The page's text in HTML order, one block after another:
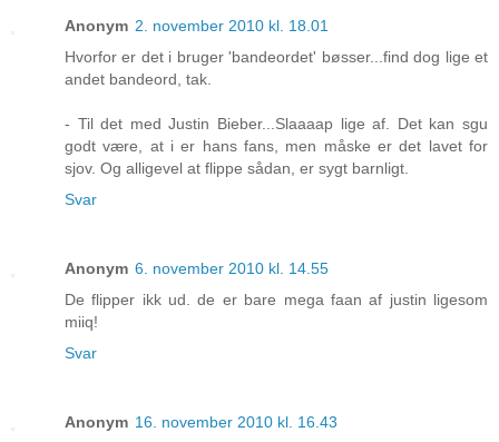
Anonym 2. november 2010 kl. 18.01
Hvorfor er det i bruger 'bandeordet' bøsser...find dog lige et
andet bandeord, tak.
- Til det med Justin Bieber...Slaaaap lige af. Det kan sgu
godt være, at i er hans fans, men måske er det lavet for
sjov. Og alligevel at flippe sådan, er sygt barnligt.
Svar
Anonym 6. november 2010 kl. 14.55
De flipper ikk ud. de er bare mega faan af justin ligesom
miiq!
Svar
Anonym 16. november 2010 kl. 16.43